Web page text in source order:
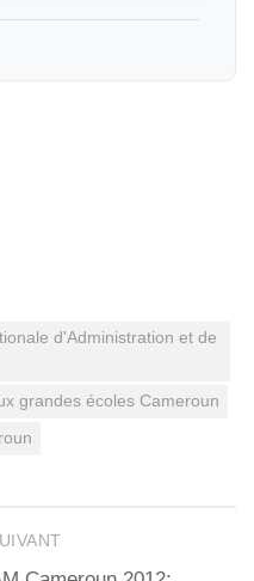
d'Administration et de
grandes écoles Cameroun